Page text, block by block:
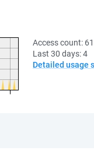
Access count: 61
Last 30 days:4
Detailed usage